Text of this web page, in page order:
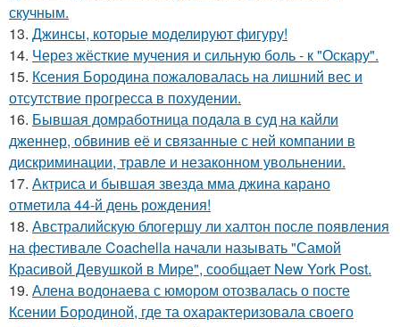
скучным.
13. Джинсы, которые моделируют фигуру!
14. Через жёсткие мучения и сильную боль - к "Оскару".
15. Ксения Бородина пожаловалась на лишний вес и
отсутствие прогресса в похудении.
16. Бывшая домработница подала в суд на кайли
дженнер, обвинив её и связанные с ней компании в
дискриминации, травле и незаконном увольнении.
17. Актриса и бывшая звезда мма джина карано
отметила 44-й день рождения!
18. Австралийскую блогершу ли халтон после появления
на фестивале Coachella начали называть "Самой
Красивой Девушкой в Мире", сообщает New York Post.
19. Алена водонаева с юмором отозвалась о посте
Ксении Бородиной, где та охарактеризовала своего